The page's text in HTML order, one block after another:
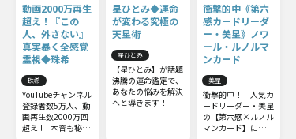
動画2000万再生
超え！『この
人、外さない』
真実暴く全感覚
霊視◆珠希
珠希
YouTubeチャンネル
登録者数5万人、動
画再生数2000万回
超え!! 本音も秘密
星ひとみ◆運命
が変わる究極の
天星術
星ひとみ
【星ひとみ】が話題
沸騰の運命鑑定で、
あなたの悩みを解決
へと導きます！
衝撃的中《第六
感カードリーダ
ー・美星》ノワ
ール・ルノルマ
ンカード
美星
衝撃的中！ 人気カ
ードリーダー・美星
の【第六感×ルノル
マンカード】による